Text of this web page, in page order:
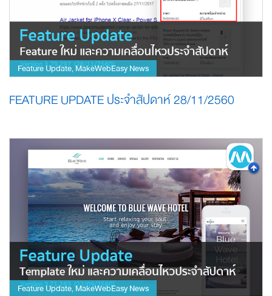
Feature Update,MakeWebEasy News
FEATURE UPDATE ประจำสัปดาห์ 28/11/2560
Feature Update,MakeWebEasy News